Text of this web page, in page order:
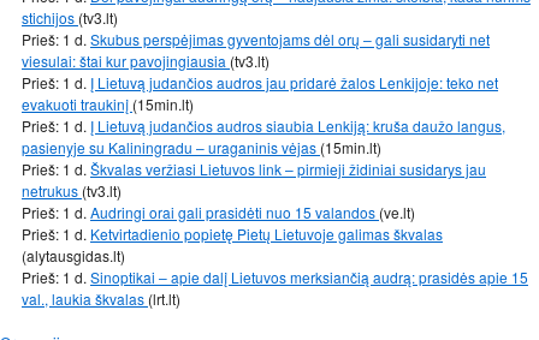
stichijos (tv3.lt)
Prieš: 1 d. Skubus perspėjimas gyventojams dėl orų – gali susidaryti net
viesulai: štai kur pavojingiausia (tv3.lt)
Prieš: 1 d. Į Lietuvą judančios audros jau pridarė žalos Lenkijoje: teko net
evakuoti traukinį (15min.lt)
Prieš: 1 d. Į Lietuvą judančios audros siaubia Lenkiją: kruša daužo langus,
pasienyje su Kaliningradu – uraganinis vėjas (15min.lt)
Prieš: 1 d. Škvalas veržiasi Lietuvos link – pirmieji židiniai susidarys jau
netrukus (tv3.lt)
Prieš: 1 d. Audringi orai gali prasidėti nuo 15 valandos (ve.lt)
Prieš: 1 d. Ketvirtadienio popietę Pietų Lietuvoje galimas škvalas
(alytausgidas.lt)
Prieš: 1 d. Sinoptikai – apie dalį Lietuvos merksiančią audrą: prasidės apie 15
val., laukia škvalas (lrt.lt)